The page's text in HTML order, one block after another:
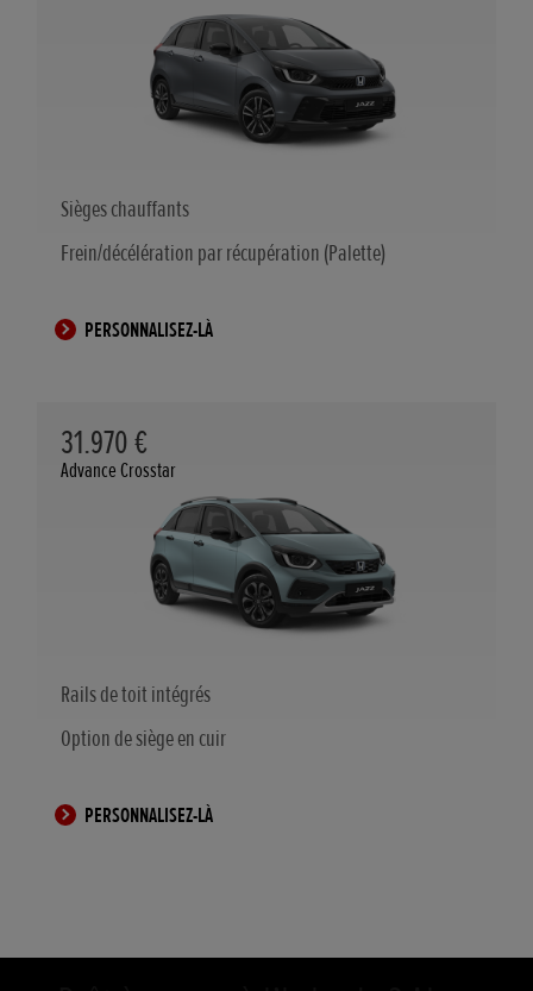
Sièges chauffants
Frein/décélération par récupération (Palette)
PERSONNALISEZ-LÀ
31.970 €
Advance Crosstar
Rails de toit intégrés
Option de siège en cuir
PERSONNALISEZ-LÀ